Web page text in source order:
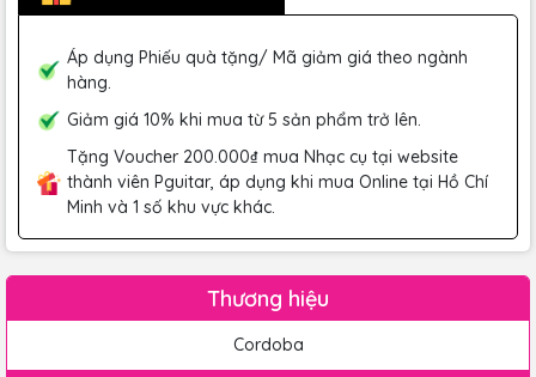
Áp dụng Phiếu quà tặng/ Mã giảm giá theo ngành
hàng.
Giảm giá 10% khi mua từ 5 sản phẩm trở lên.
Tặng Voucher 200.000₫ mua Nhạc cụ tại website
thành viên Pguitar, áp dụng khi mua Online tại Hồ Chí
Minh và 1 số khu vực khác.
Thương hiệu
Cordoba